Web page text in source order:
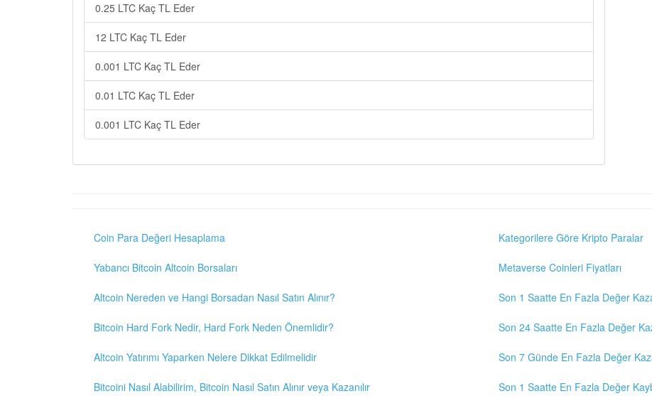
0.25 LTC Kaç TL Eder
12 LTC Kaç TL Eder
0.001 LTC Kaç TL Eder
0.01 LTC Kaç TL Eder
0.001 LTC Kaç TL Eder
Coin Para Değeri Hesaplama
Yabancı Bitcoin Altcoin Borsaları
Altcoin Nereden ve Hangi Borsadan Nasıl Satın Alınır?
Bitcoin Hard Fork Nedir, Hard Fork Neden Önemlidir?
Altcoin Yatırımı Yaparken Nelere Dikkat Edilmelidir
Bitcoini Nasıl Alabilirim, Bitcoin Nasıl Satın Alınır veya Kazanılır
Kategorilere Göre Kripto Paralar
Metaverse Coinleri Fiyatları
Son 1 Saatte En Fazla Değer
Son 24 Saatte En Fazla Değer
Son 7 Günde En Fazla Değer
Son 1 Saatte En Fazla Değer